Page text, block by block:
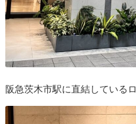
阪急茨木市駅に直結している